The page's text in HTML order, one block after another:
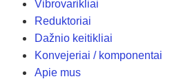
Vibrovarikliai
Reduktoriai
Dažnio keitikliai
Konvejeriai / komponentai
Apie mus